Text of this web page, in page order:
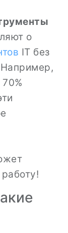
о
IT без
Например,